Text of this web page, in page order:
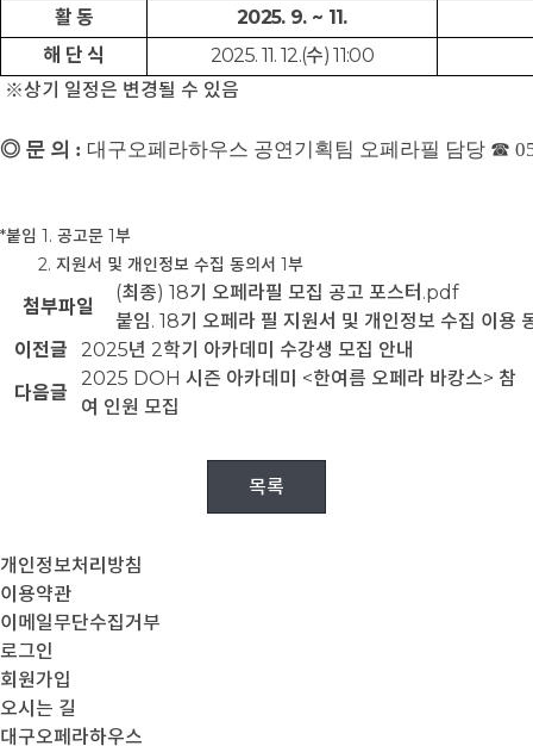
활 동
2025. 9. ~ 11.
해 단 식
2025. 11. 12.(수) 11:00
※상기 일정은 변경될 수 있음
◎ 문 의 : 대구오페라하우스 공연기획팀 오페라필 담당 ☎
*붙임 1. 공고문 1부
2. 지원서 및 개인정보 수집 동의서 1부
첨부파일
(최종) 18기 오페라필 모집 공고 포스터.pdf
붙임. 18기 오페라 필 지원서 및 개인정보 수집 이용
이전글
2025년 2학기 아카데미 수강생 모집 안내
다음글
2025 DOH 시즌 아카데미 <한여름 오페라 바캉스> 참
여 인원 모집
목록
개인정보처리방침
이용약관
이메일무단수집거부
로그인
회원가입
오시는 길
대구오페라하우스